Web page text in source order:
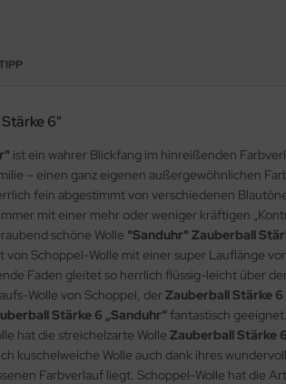
6"
ist ein wahrer Blickfang im hinreißenden
– einen ganz eigenen außergewöhnlichen
fein abgestimmt von verschiedenen
mit einer mehr oder weniger kräftigen
schöne Wolle "Sanduhr" Zauberball
von Schoppel-Wolle mit einer super Lauflänge
Faden gleitet so herrlich flüssig-leicht über
Wolle von Schoppel, der Zauberball Stärke
Stärke 6 „Sanduhr“fantastisch
hat die streichelzarte Wolle Zauberball Stärke
kuschelweiche Wolle auch dank ihres
Farbverlauf liegt. Schoppel-Wolle hat die